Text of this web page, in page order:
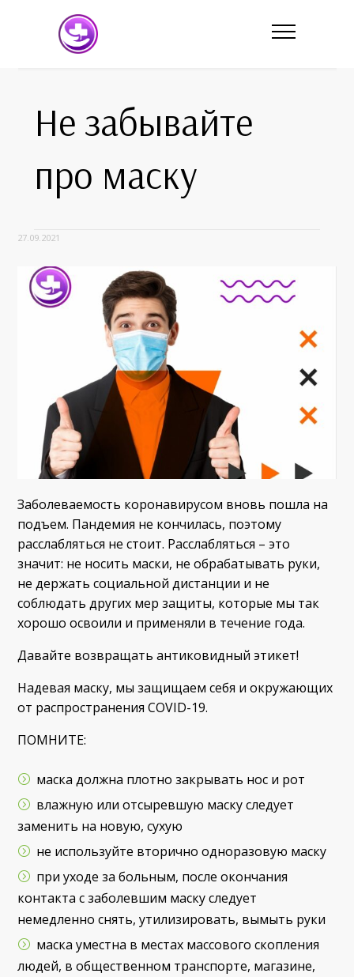
Не забывайте
про маску
27.09.2021
Заболеваемость коронавирусом вновь пошла на
подъем. Пандемия не кончилась, поэтому
расслабляться не стоит. Расслабляться – это
значит: не носить маски, не обрабатывать руки,
не держать социальной дистанции и не
соблюдать других мер защиты, которые мы так
хорошо освоили и применяли в течение года.
Давайте возвращать антиковидный этикет!
Надевая маску, мы защищаем себя и окружающих
от распространения COVID-19.
ПОМНИТЕ:
маска должна плотно закрывать нос и рот
влажную или отсыревшую маску следует
заменить на новую, сухую
не используйте вторично одноразовую маску
при уходе за больным, после окончания
контакта с заболевшим маску следует
немедленно снять, утилизировать, вымыть руки
маска уместна в местах массового скопления
людей, в общественном транспорте, магазине,